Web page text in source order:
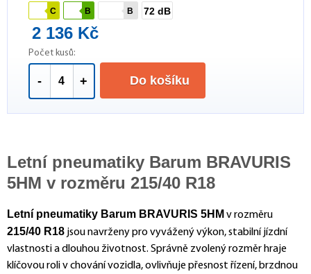
C B B 72 dB
2 136 Kč
Počet kusů:
- + Do košíku
Letní pneumatiky Barum BRAVURIS
5HM v rozměru 215/40 R18
Letní pneumatiky Barum BRAVURIS 5HM v rozměru
215/40 R18 jsou navrženy pro vyvážený výkon, stabilní jízdní
vlastnosti a dlouhou životnost. Správně zvolený rozměr hraje
klíčovou roli v chování vozidla, ovlivňuje přesnost řízení, brzdnou